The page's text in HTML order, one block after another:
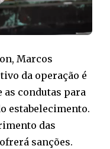
Marcos
da operação é
condutas para
estabelecimento.
das
sanções.